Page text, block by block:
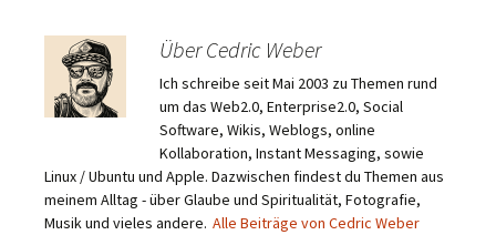
Über Cedric Weber
Ich schreibe seit Mai 2003 zu Themen rund
um das Web2.0, Enterprise2.0, Social
Software, Wikis, Weblogs, online
Kollaboration, Instant Messaging, sowie
Linux / Ubuntu und Apple. Dazwischen findest du Themen aus
meinem Alltag - über Glaube und Spiritualität, Fotografie,
Musik und vieles andere. Alle Beiträge von Cedric Weber